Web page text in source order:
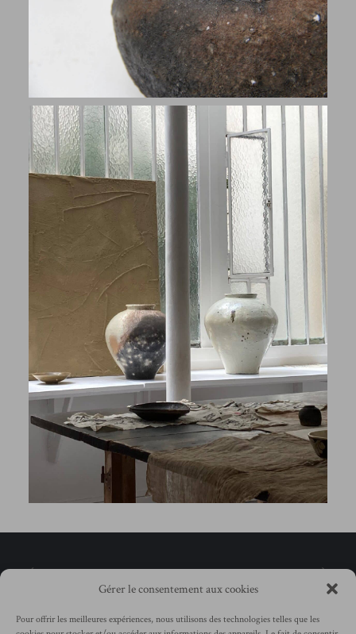
Gérer le consentement aux cookies
Pour offrir les meilleures expériences, nous utilisons des technologies telles que les